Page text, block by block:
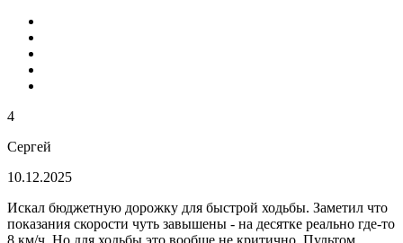
4
Сергей
10.12.2025
Искал бюджетную дорожку для быстрой ходьбы. Заметил что
показания скорости чуть завышены - на десятке реально где-то